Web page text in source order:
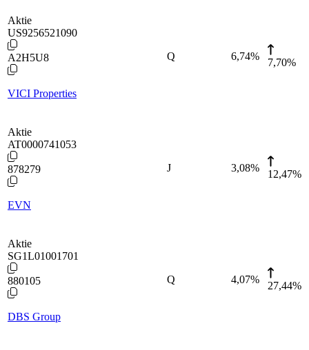
Aktie
US9256521090
A2H5U8
VICI Properties
Q 6,74%
7,70%
Aktie
AT0000741053
878279
EVN
J 3,08%
12,47%
Aktie
SG1L01001701
880105
DBS Group
Q 4,07%
27,44%